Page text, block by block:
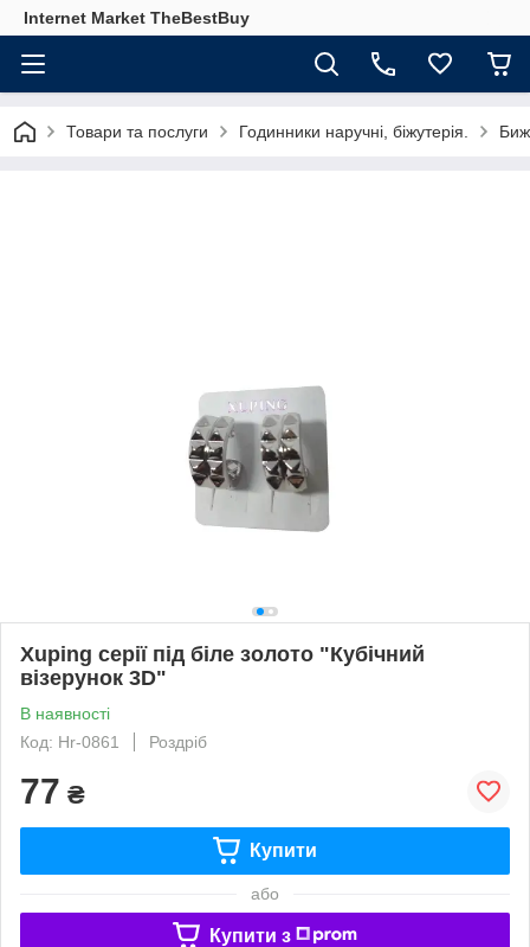
Internet Market TheBestBuy
Товари та послуги Годинники наручні, біжутерія.
Xuping серії під біле золото "Кубічний
візерунок 3D"
В наявності
Код: Hr-0861
Роздріб
77 ₴
Купити
або
Купити з